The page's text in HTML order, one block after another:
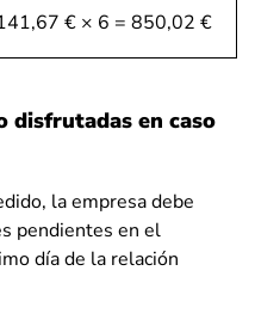
€ × 6 = 850,02 €
disfrutadas en caso
la empresa debe
pendientes en el
día de la relación